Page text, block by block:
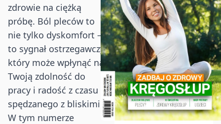
zdrowie na ciężką
próbę. Ból pleców to
nie tylko dyskomfort –
to sygnał ostrzegawczy,
który może wpłynąć na
Twoją zdolność do
pracy i radość z czasu
spędzanego z bliskimi.
W tym numerze